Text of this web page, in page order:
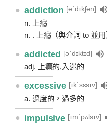
● addiction [əˋdɪkʃən]
n. 上癮
n. . 上癮（與介詞 to 並用
● addicted [əˋdɪktɪd]
adj. 上癮的,入迷的
● excessive [ɪkˋsɛsɪv]
a. 過度的，過多的
● impulsive [ɪmˋpʌlsɪv]